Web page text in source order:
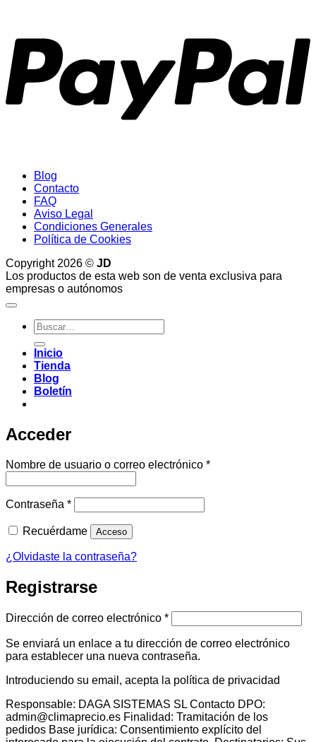
Blog
Contacto
FAQ
Aviso Legal
Condiciones Generales
Política de Cookies
Copyright 2026 © JD
Los productos de esta web son de venta exclusiva para
empresas o autónomos
Buscar
por:
Inicio
Tienda
Blog
Boletín
Acceder
Nombre de usuario o correo electrónico *Obligatorio
Contraseña *Obligatorio
Recuérdame Acceso
¿Olvidaste la contraseña?
Registrarse
Dirección de correo electrónico *Obligatorio
Se enviará un enlace a tu dirección de correo electrónico
para establecer una nueva contraseña.
Introduciendo su email, acepta la política de privacidad
Responsable: DAGA SISTEMAS SL Contacto DPO:
admin@climaprecio.es Finalidad: Tramitación de los
pedidos Base jurídica: Consentimiento explícito del